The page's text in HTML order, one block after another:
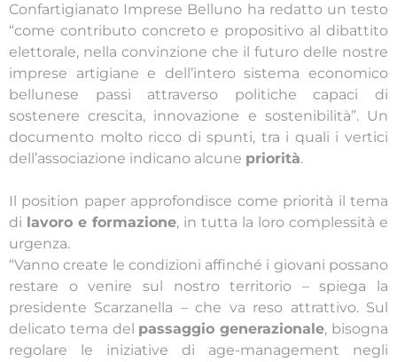
Confartigianato Imprese Belluno ha redatto un testo
“come contributo concreto e propositivo al dibattito
elettorale, nella convinzione che il futuro delle nostre
imprese artigiane e dell’intero sistema economico
bellunese passi attraverso politiche capaci di
sostenere crescita, innovazione e sostenibilità”. Un
documento molto ricco di spunti, tra i quali i vertici
dell’associazione indicano alcune priorità.
​Il position paper approfondisce come priorità il tema
di lavoro e formazione, in tutta la loro complessità e
urgenza.
​“Vanno create le condizioni affinché i giovani possano
restare o venire sul nostro territorio – spiega la
presidente Scarzanella – che va reso attrattivo. Sul
delicato tema del passaggio generazionale, bisogna
regolare le iniziative di age-management negli